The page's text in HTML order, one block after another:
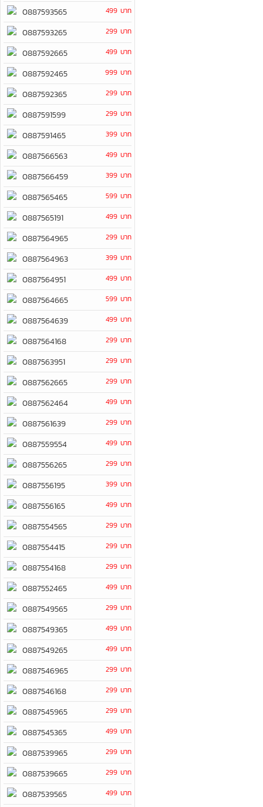
0887593565 499 บาท
0887593265 299 บาท
0887592665 499 บาท
0887592465 999 บาท
0887592365 299 บาท
0887591599 299 บาท
0887591465 399 บาท
0887566563 499 บาท
0887566459 399 บาท
0887565465 599 บาท
0887565191 499 บาท
0887564965 299 บาท
0887564963 399 บาท
0887564951 499 บาท
0887564665 599 บาท
0887564639 499 บาท
0887564168 299 บาท
0887563951 299 บาท
0887562665 299 บาท
0887562464 499 บาท
0887561639 299 บาท
0887559554 499 บาท
0887556265 299 บาท
0887556195 399 บาท
0887556165 499 บาท
0887554565 299 บาท
0887554415 299 บาท
0887554168 299 บาท
0887552465 499 บาท
0887549565 299 บาท
0887549365 499 บาท
0887549265 499 บาท
0887546965 299 บาท
0887546168 299 บาท
0887545965 299 บาท
0887545365 499 บาท
0887539965 299 บาท
0887539665 299 บาท
0887539565 499 บาท